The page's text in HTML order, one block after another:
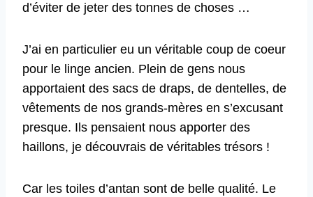
d’éviter de jeter des tonnes de choses …
J’ai en particulier eu un véritable coup de coeur
pour le linge ancien. Plein de gens nous
apportaient des sacs de draps, de dentelles, de
vêtements de nos grands-mères en s’excusant
presque. Ils pensaient nous apporter des
haillons, je découvrais de véritables trésors !
Car les toiles d’antan sont de belle qualité. Le